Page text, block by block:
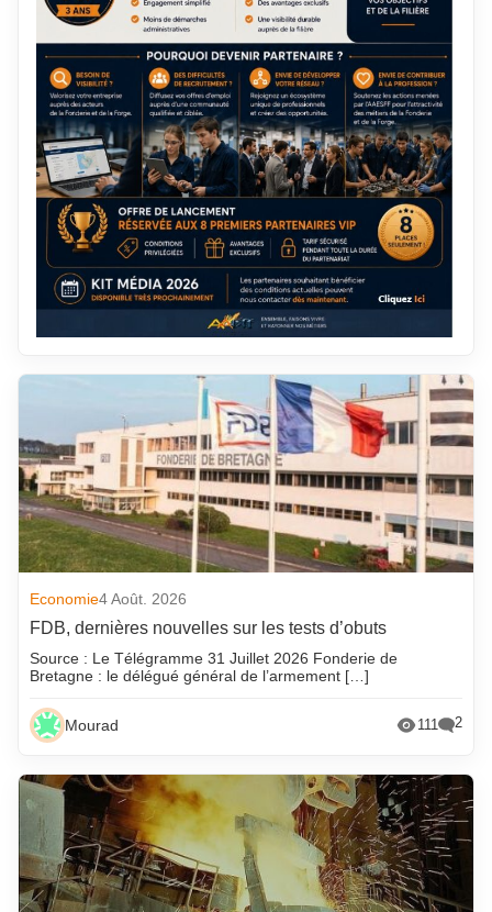
Economie4 Août. 2026
FDB, dernières nouvelles sur les tests d’obuts
Source : Le Télégramme 31 Juillet 2026 Fonderie de
Bretagne : le délégué général de l’armement […]
Mourad 111 2